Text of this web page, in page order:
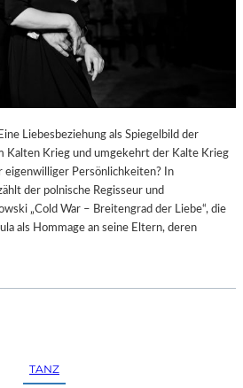
Liebesbeziehung als Spiegelbild der
Kalten Krieg und umgekehrt der Kalte Krieg
Persönlichkeiten? In
der polnische Regisseur und
„Cold War – Breitengrad der Liebe“, die
als Hommage an seine Eltern, deren
TANZ